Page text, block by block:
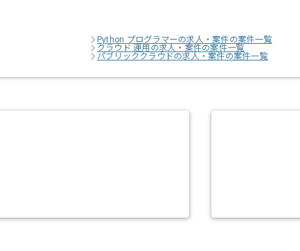
Python プログラマーの求人・案件の案件一覧
クラウド 運用の求人・案件の案件一覧
パブリッククラウドの求人・案件の案件一覧